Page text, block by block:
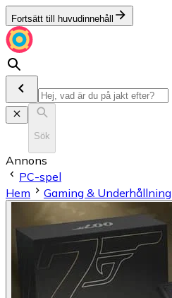
Fortsätt till huvudinnehåll
Sök
Annons
PC-spel
Hem
Gaming & Underhållning